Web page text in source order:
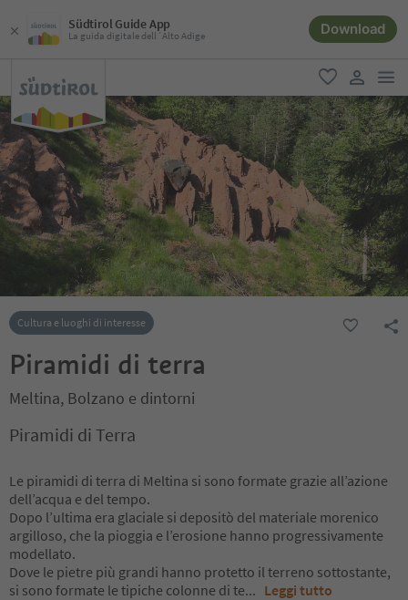
Südtirol Guide App
La guida digitale dell´Alto Adige Download
favoriti
user link
Cultura e luoghi di interesse
Piramidi di terra
Meltina, Bolzano e dintorni
Piramidi di Terra
Le piramidi di terra di Meltina si sono formate grazie all’azione
dell’acqua e del tempo.
Dopo l’ultima era glaciale si depositò del materiale morenico
argilloso, che la pioggia e l’erosione hanno progressivamente
modellato.
Dove le pietre più grandi hanno protetto il terreno sottostante,
si sono formate le tipiche colonne di te... Leggi tutto